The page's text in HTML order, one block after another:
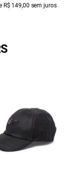
R$ 149,00 sem juros